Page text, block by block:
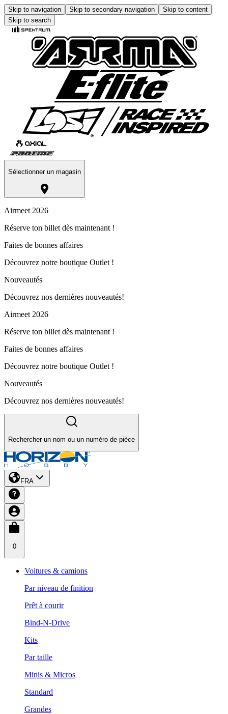
Skip to navigation Skip to secondary navigation
Skip to content
Skip to search
Sélectionner un magasin
Airmeet 2026
Réserve ton billet dès maintenant !
Faites de bonnes affaires
Découvrez notre boutique Outlet !
Nouveautés
Découvrez nos dernières nouveautés!
Airmeet 2026
Réserve ton billet dès maintenant !
Faites de bonnes affaires
Découvrez notre boutique Outlet !
Nouveautés
Découvrez nos dernières nouveautés!
Rechercher un nom ou un numéro de pièce
FRA
0
Voitures & camions
Par niveau de finition
Prêt à courir
Bind-N-Drive
Kits
Par taille
Minis & Micros
Standard
Grandes